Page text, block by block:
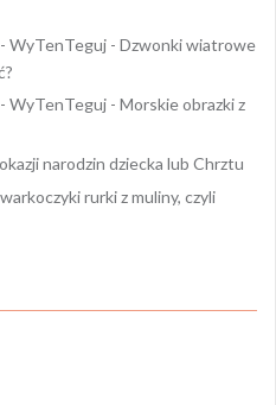
WyTenTeguj - Dzwonki wiatrowe
WyTenTeguj - Morskie obrazki z
narodzin dziecka lub Chrztu
rurki z muliny, czyli